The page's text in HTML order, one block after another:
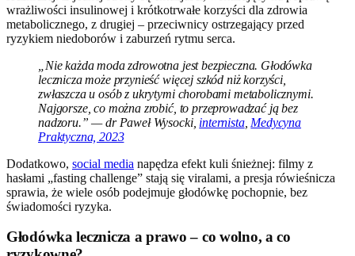
wrażliwości insulinowej i krótkotrwałe korzyści dla zdrowia
metabolicznego, z drugiej – przeciwnicy ostrzegający przed
ryzykiem niedoborów i zaburzeń rytmu serca.
„Nie każda moda zdrowotna jest bezpieczna. Głodówka
lecznicza może przynieść więcej szkód niż korzyści,
zwłaszcza u osób z ukrytymi chorobami metabolicznymi.
Najgorsze, co można zrobić, to przeprowadzać ją bez
nadzoru.” — dr Paweł Wysocki, internista, Medycyna
Praktyczna, 2023
Dodatkowo, social media napędza efekt kuli śnieżnej: filmy z
hasłami „fasting challenge” stają się viralami, a presja rówieśnicza
sprawia, że wiele osób podejmuje głodówkę pochopnie, bez
świadomości ryzyka.
Głodówka lecznicza a prawo – co wolno, a co